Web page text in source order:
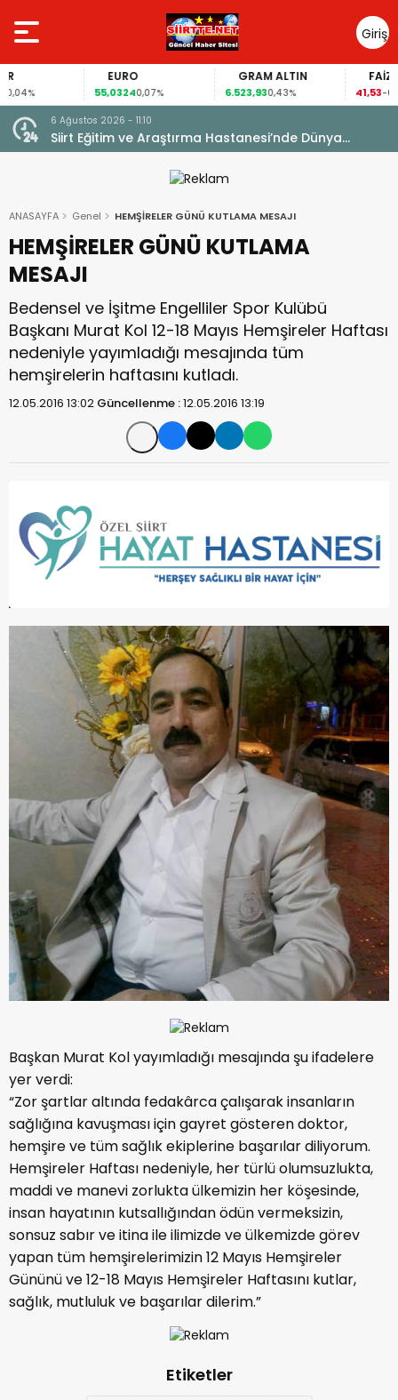
Giriş
Yap
EURO
55,03240,07%
GRAM ALTIN
6.523,930,43%
FAİZ
41,53 -0,02%
6 Ağustos 2026 - 08:56
İl Sağlık Müdürümüz Uzm. Dr. Besim Hacıoğlu,
Kurtalan Sağlıklı Hayat Merkezini Ziyaret Etti
ANASAYFA Genel HEMŞİRELER GÜNÜ KUTLAMA MESAJI
HEMŞİRELER GÜNÜ KUTLAMA
MESAJI
Bedensel ve İşitme Engelliler Spor Kulübü
Başkanı Murat Kol 12-18 Mayıs Hemşireler Haftası
nedeniyle yayımladığı mesajında tüm
hemşirelerin haftasını kutladı.
12.05.2016 13:02 Güncellenme :12.05.2016 13:19
Başkan Murat Kol yayımladığı mesajında şu ifadelere
yer verdi:
“Zor şartlar altında fedakârca çalışarak insanların
sağlığına kavuşması için gayret gösteren doktor,
hemşire ve tüm sağlık ekiplerine başarılar diliyorum.
Hemşireler Haftası nedeniyle, her türlü olumsuzlukta,
maddi ve manevi zorlukta ülkemizin her köşesinde,
insan hayatının kutsallığından ödün vermeksizin,
sonsuz sabır ve itina ile ilimizde ve ülkemizde görev
yapan tüm hemşirelerimizin 12 Mayıs Hemşireler
Gününü ve 12-18 Mayıs Hemşireler Haftasını kutlar,
sağlık, mutluluk ve başarılar dilerim.”
Etiketler